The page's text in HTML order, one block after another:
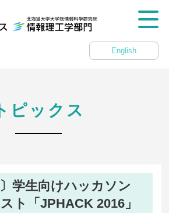
English
トピックス
学生向けハッカソン
ト「JPHACK 2016」